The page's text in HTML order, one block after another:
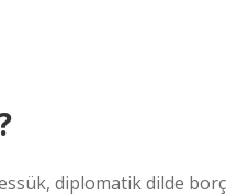
diplomatik dilde